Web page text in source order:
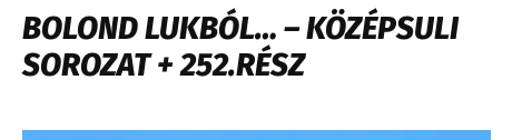
BOLOND LUKBÓL… – KÖZÉPSULI
SOROZAT + 252.RÉSZ